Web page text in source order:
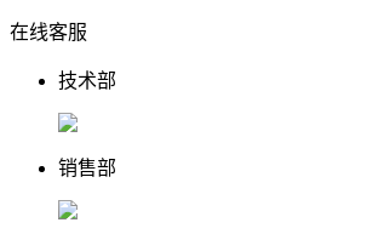
在线客服
技术部
销售部